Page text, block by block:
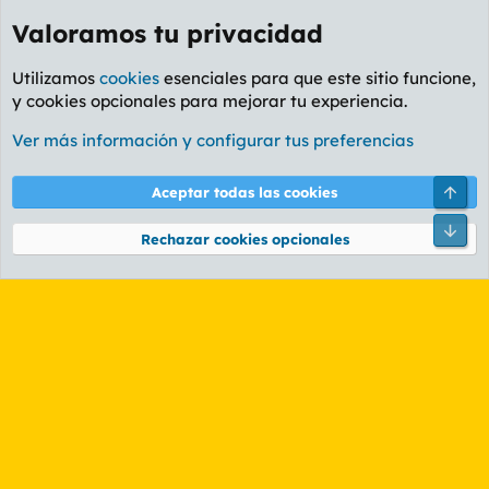
Foro Rapiñas
Cookies
PL OLDSTYLE AMARILLO
Términos y reglas Política de privacidad Ayuda
Community platform by XenForo® © 2010-2026 XenForo Ltd.
Valoramos tu privacidad
Utilizamos cookies esenciales para que este sitio funcione,
y cookies opcionales para mejorar tu experiencia.
Ver más información y configurar tus preferencias
Aceptar todas las cookies
Rechazar cookies opcionales
Pie